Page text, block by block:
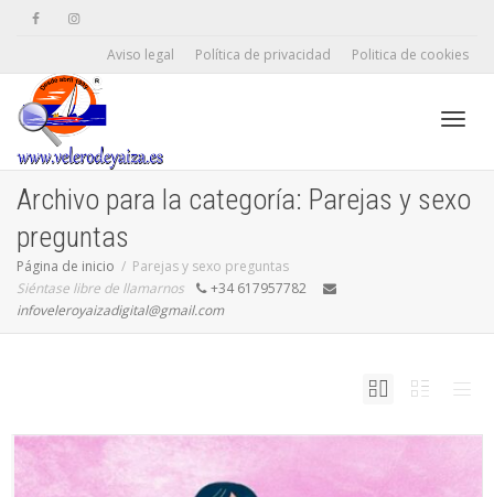
Aviso legal Política de privacidad Politica de cookies
Archivo para la categoría: Parejas y sexo
preguntas
Página de inicio
Parejas y sexo preguntas
Siéntase libre de llamarnos
+34 617957782
infoveleroyaizadigital@gmail.com